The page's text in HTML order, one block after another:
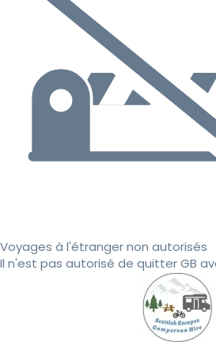
Voyages à l'étranger non autorisés
Il n'est pas autorisé de quitter GB